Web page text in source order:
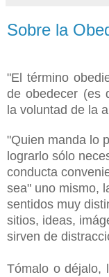
Sobre la
"El término
de obedecer (es
la voluntad de la
"Quien manda lo
lograrlo sólo
conducta
sea" uno mismo,
sentidos muy
sitios, ideas,
sirven de
Tómalo o déjalo,